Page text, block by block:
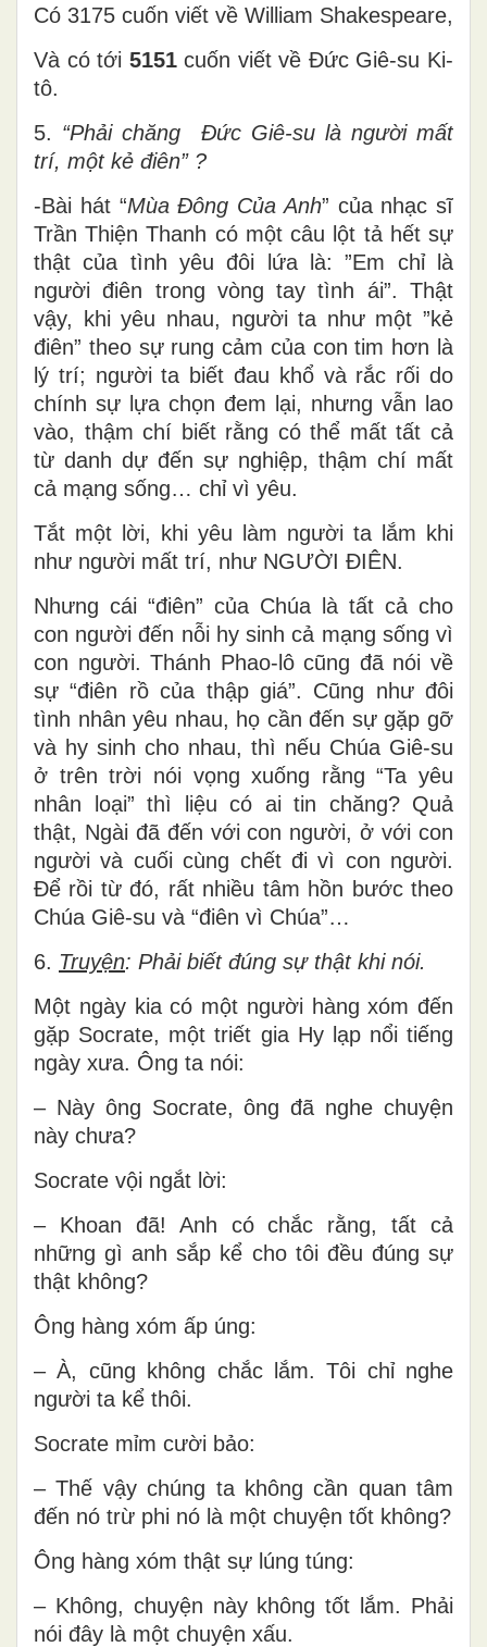
Có 3175 cuốn viết về William Shakespeare,
Và có tới 5151cuốn viết về Đức Giê-su Ki-
tô.
5. “Phải chăng Đức Giê-su là người mất
trí, một kẻ điên” ?
-Bài hát “Mùa Đông Của Anh” của nhạc sĩ
Trần Thiện Thanh có một câu lột tả hết sự
thật của tình yêu đôi lứa là: ”Em chỉ là
người điên trong vòng tay tình ái”. Thật
vậy, khi yêu nhau, người ta như một ”kẻ
điên” theo sự rung cảm của con tim hơn là
lý trí; người ta biết đau khổ và rắc rối do
chính sự lựa chọn đem lại, nhưng vẫn lao
vào, thậm chí biết rằng có thể mất tất cả
từ danh dự đến sự nghiệp, thậm chí mất
cả mạng sống… chỉ vì yêu.
Tắt một lời, khi yêu làm người ta lắm khi
như người mất trí, như NGƯỜI ĐIÊN.
Nhưng cái “điên” của Chúa là tất cả cho
con người đến nỗi hy sinh cả mạng sống vì
con người. Thánh Phao-lô cũng đã nói về
sự “điên rồ của thập giá”. Cũng như đôi
tình nhân yêu nhau, họ cần đến sự gặp gỡ
và hy sinh cho nhau, thì nếu Chúa Giê-su
ở trên trời nói vọng xuống rằng “Ta yêu
nhân loại” thì liệu có ai tin chăng? Quả
thật, Ngài đã đến với con người, ở với con
người và cuối cùng chết đi vì con người.
Để rồi từ đó, rất nhiều tâm hồn bước theo
Chúa Giê-su và “điên vì Chúa”…
6. Truyện: Phải biết đúng sự thật khi nói.
Một ngày kia có một người hàng xóm đến
gặp Socrate, một triết gia Hy lạp nổi tiếng
ngày xưa. Ông ta nói:
– Này ông Socrate, ông đã nghe chuyện
này chưa?
Socrate vội ngắt lời:
– Khoan đã! Anh có chắc rằng, tất cả
những gì anh sắp kể cho tôi đều đúng sự
thật không?
Ông hàng xóm ấp úng:
– À, cũng không chắc lắm. Tôi chỉ nghe
người ta kể thôi.
Socrate mỉm cười bảo:
– Thế vậy chúng ta không cần quan tâm
đến nó trừ phi nó là một chuyện tốt không?
Ông hàng xóm thật sự lúng túng:
– Không, chuyện này không tốt lắm. Phải
nói đây là một chuyện xấu.